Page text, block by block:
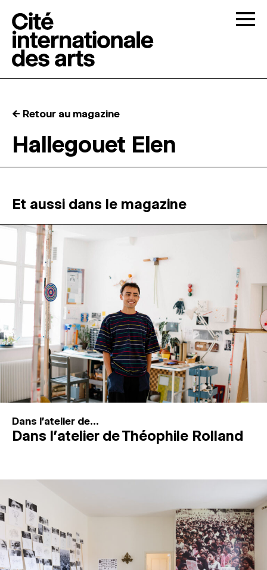
RÉSIDENCES ↓
ATELIERS OUVERTS
PROGRAMMATION
MAGAZINE
ESPACES DE PRATIQUE ARTISTIQUE ↓
Recherche
Connexion
← Retour au magazine
Hallegouet Elen
Et aussi dans le magazine
Dans l'atelier de...
Dans l’atelier de Théophile Rolland